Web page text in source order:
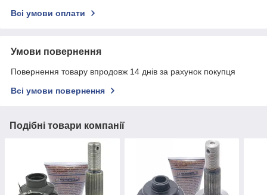
Всі умови оплати
Умови повернення
Повернення товару впродовж 14 днів за рахунок покупця
Всі умови повернення
Подібні товари компанії